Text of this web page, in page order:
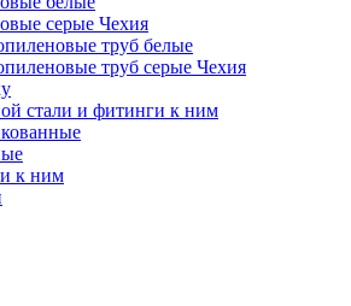
серые Чехия
труб белые
труб серые Чехия
стали и фитинги к ним
к ним